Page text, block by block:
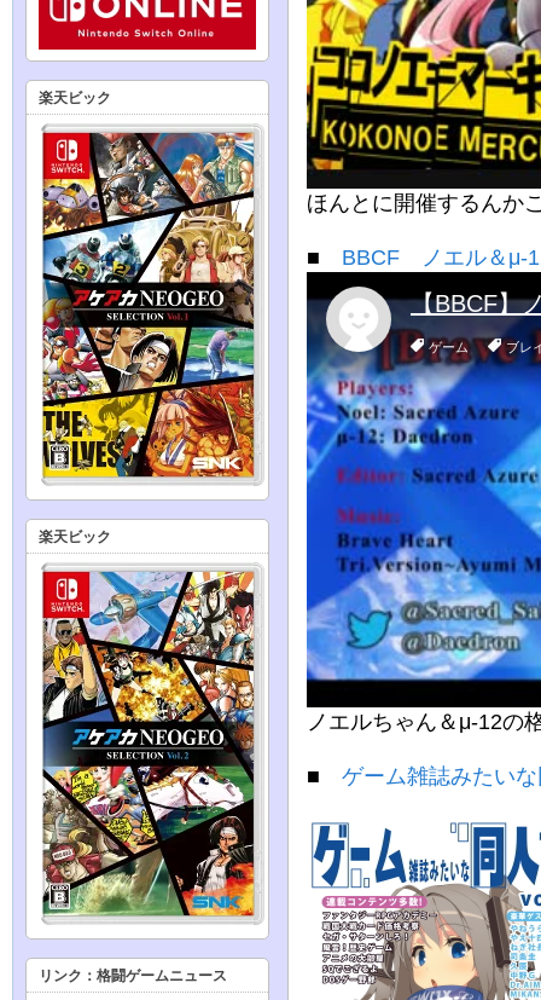
ほんとに開催するんか
■ BBCF ノエル＆μ-
ノエルちゃん＆μ-12の
■ ゲーム雑誌みたい
楽天ビック
楽天ビック
リンク：格闘ゲームニュース